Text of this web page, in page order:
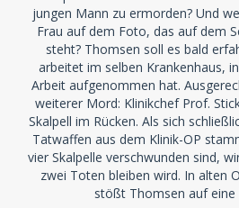
jungen Mann zu ermorden? Und
Frau auf dem Foto, das auf dem
steht? Thomsen soll es bald
arbeitet im selben Krankenhaus,
Arbeit aufgenommen hat.
weiterer Mord: Klinikchef Prof.
Skalpell im Rücken. Als sich
Tatwaffen aus dem Klinik-OP
vier Skalpelle verschwunden sind,
zwei Toten bleiben wird. In alten
stößt Thomsen auf eine